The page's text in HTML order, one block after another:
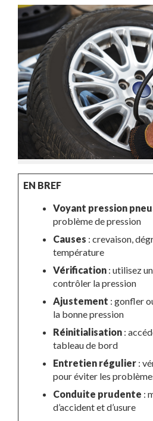
EN BREF
Voyant pression
problème de pression
Causes : crevaison,
température
Vérification: utilisez un
contrôler la pression
Ajustement : gonfler
la bonne pression
Réinitialisation:
tableau de bord
Entretien régulier:
pour éviter les
Conduite prudente :
d’accident et d’usure